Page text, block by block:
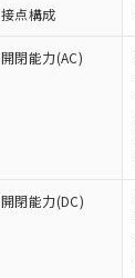
接点構成
開閉能力(AC)
開閉能力(DC)